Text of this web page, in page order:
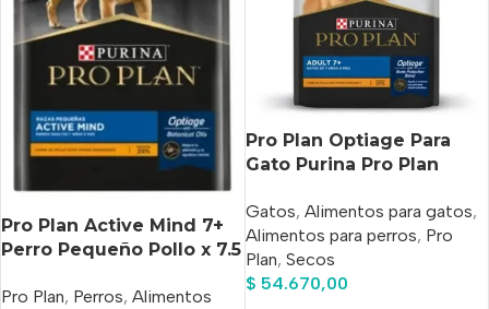
Pro Plan Active Mind 7+
Perro Pequeño Pollo x 7.5
Pro Plan, Perros, Alimentos
Pro Plan Optiage Para
Gato Purina Pro Plan
Gato Senior De Raza
Todas Las Razas Sabor
Pollo En Bolsa De 3 kg
Gatos, Alimentos para gatos,
Alimentos para perros, Pro
Plan, Secos
$ 54.670,00